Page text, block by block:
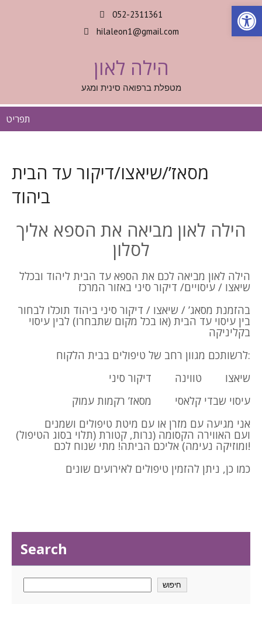
052-2311361
hilaleon1@gmail.com
הילה לאון
מטפלת ברפואה סינית ומגע
תפריט
מסאז’/שיאצו/דיקור עד הבית
ביהוד
הילה לאון מביאה את הספא אליך
לסלון
הילה לאון מביאה לכם את הספא עד הבית ליהוד ובכלל
שיאצו / עיסויים/ דיקור סיני באזור המרכז
בהזמנת מסאג’ / שיאצו / דיקור סיני ביהוד תוכלו לבחור
בין עיסוי עד הבית (או בכל מקום שתבחרו) לבין עיסוי
בקליניקה
לרשותכם מגוון רחב של טיפולים בבית הלקוח:
שיאצו
טווינה
דיקור סיני
עיסוי שבדי קלאסי
מסאז’ רקמות עמוק
אני מגיעה עם מזרן או עם מיטת טיפולים ושמנים
(תלוי בסוג הטיפול) ועם האווירה הקסומה (נרות, קטורת
ומוזיקה נעימה) אליכם הביתה! מתי שנוח לכם!
כמו כן, ניתן להזמין טיפולים לאירועים שונים
Search
חיפוש